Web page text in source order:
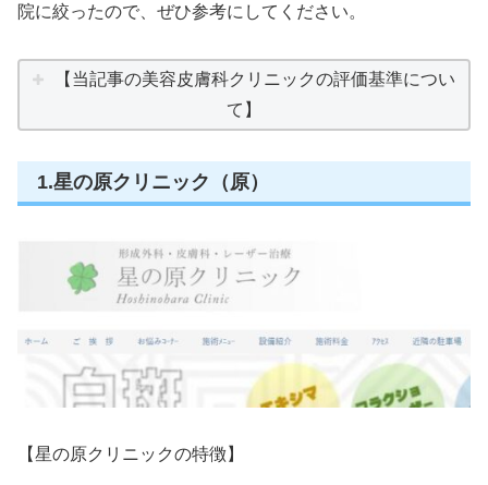
院に絞ったので、ぜひ参考にしてください。
【当記事の美容皮膚科クリニックの評価基準につい
て】
1.星の原クリニック（原）
【星の原クリニックの特徴】